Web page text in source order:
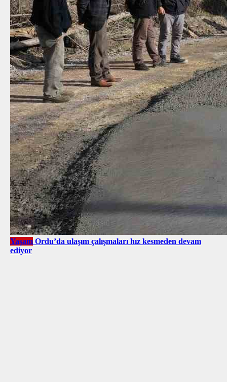
Yaşam Ordu’da ulaşım çalışmaları hız kesmeden devam
ediyor